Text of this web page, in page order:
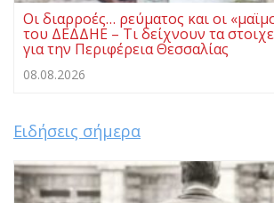
Οι διαρροές… ρεύματος και οι
του ΔΕΔΔΗΕ – Τι δείχνουν τα
για την Περιφέρεια Θεσσαλίας
08.08.2026
Ειδήσεις σήμερα